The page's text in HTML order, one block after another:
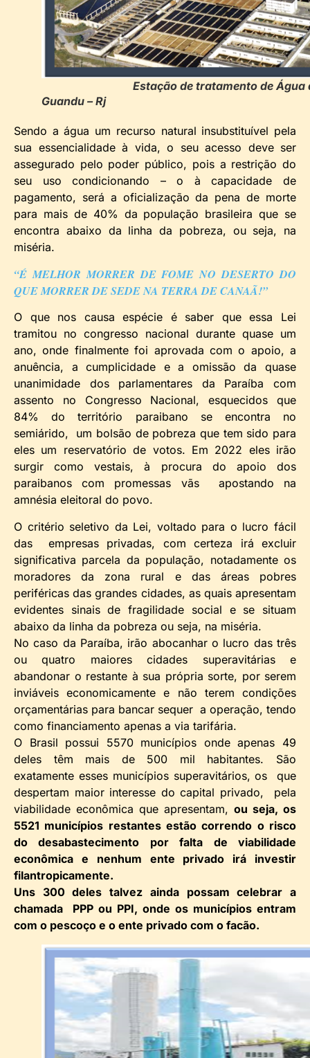
Estação de tratamento de Água
Guandu – Rj
Sendo a água um recurso natural insubstituível pela
sua essencialidade à vida, o seu acesso deve ser
assegurado pelo poder público, pois a restrição do
seu uso condicionando – o à capacidade de
pagamento, será a oficialização da pena de morte
para mais de 40% da população brasileira que se
encontra abaixo da linha da pobreza, ou seja, na
miséria.
“É MELHOR MORRER DE FOME NO DESERTO DO
QUE MORRER DE SEDE NA TERRA DE CANAÃ!”
O que nos causa espécie é saber que essa Lei
tramitou no congresso nacional durante quase um
ano, onde finalmente foi aprovada com o apoio, a
anuência, a cumplicidade e a omissão da quase
unanimidade dos parlamentares da Paraíba com
assento no Congresso Nacional, esquecidos que
84% do território paraibano se encontra no
semiárido, um bolsão de pobreza que tem sido para
eles um reservatório de votos. Em 2022 eles irão
surgir como vestais, à procura do apoio dos
paraibanos com promessas vãs apostando na
amnésia eleitoral do povo.
O critério seletivo da Lei, voltado para o lucro fácil
das empresas privadas, com certeza irá excluir
significativa parcela da população, notadamente os
moradores da zona rural e das áreas pobres
periféricas das grandes cidades, as quais apresentam
evidentes sinais de fragilidade social e se situam
abaixo da linha da pobreza ou seja, na miséria.
No caso da Paraíba, irão abocanhar o lucro das três
ou quatro maiores cidades superavitárias e
abandonar o restante à sua própria sorte, por serem
inviáveis economicamente e não terem condições
orçamentárias para bancar sequer a operação, tendo
como financiamento apenas a via tarifária.
O Brasil possui 5570 municípios onde apenas 49
deles têm mais de 500 mil habitantes. São
exatamente esses municípios superavitários, os que
despertam maior interesse do capital privado, pela
viabilidade econômica que apresentam, ou seja, os
5521 municípios restantes estão correndo o risco
do desabastecimento por falta de viabilidade
econômica e nenhum ente privado irá investir
filantropicamente.
Uns 300 deles talvez ainda possam celebrar a
chamada PPP ou PPI, onde os municípios entram
com o pescoço e o ente privado com o facão.